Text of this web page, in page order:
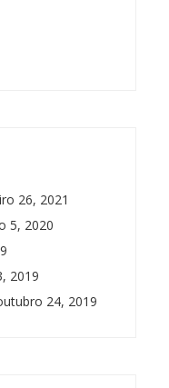
26, 2021
5, 2020
2019
24, 2019